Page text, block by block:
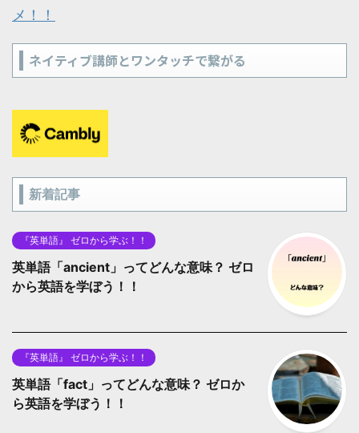
メ！！
ネイティブ講師とワンタッチで繋がる
新着記事
『英単語』 ゼロから学ぶ！！
英単語「ancient」ってどんな意味？ ゼロ
から英語を学ぼう！！
『英単語』 ゼロから学ぶ！！
英単語「fact」ってどんな意味？ ゼロか
ら英語を学ぼう！！